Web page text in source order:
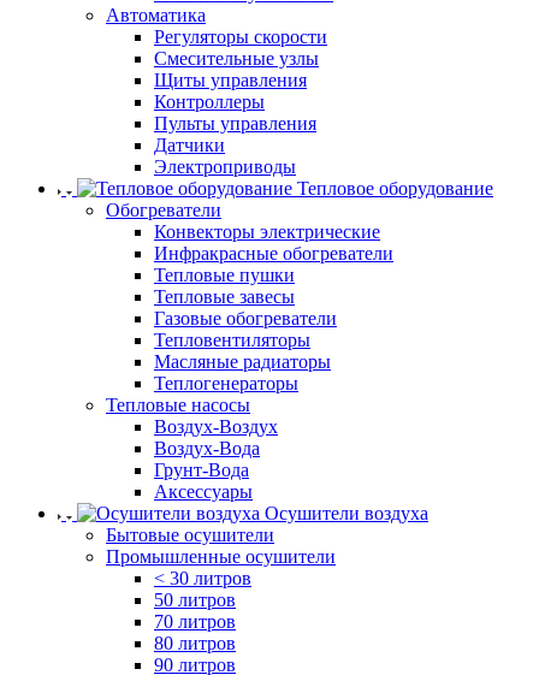
Автоматика
Регуляторы скорости
Смесительные узлы
Щиты управления
Контроллеры
Пульты управления
Датчики
Электроприводы
Тепловое оборудование
Обогреватели
Конвекторы электрические
Инфракрасные обогреватели
Тепловые пушки
Тепловые завесы
Газовые обогреватели
Тепловентиляторы
Масляные радиаторы
Теплогенераторы
Тепловые насосы
Воздух-Воздух
Воздух-Вода
Грунт-Вода
Аксессуары
Осушители воздуха
Бытовые осушители
Промышленные осушители
< 30 литров
50 литров
70 литров
80 литров
90 литров